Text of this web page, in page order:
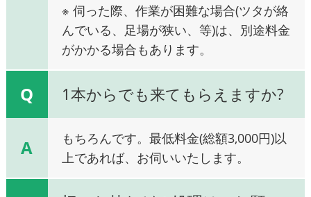
※ 伺った際、作業が困難な場合(ツタが絡
んでいる、足場が狭い、等)は、別途料金
がかかる場合もあります。
Q 1本からでも来てもらえますか?
A
もちろんです。最低料金(総額3,000円)以
上であれば、お伺いいたします。